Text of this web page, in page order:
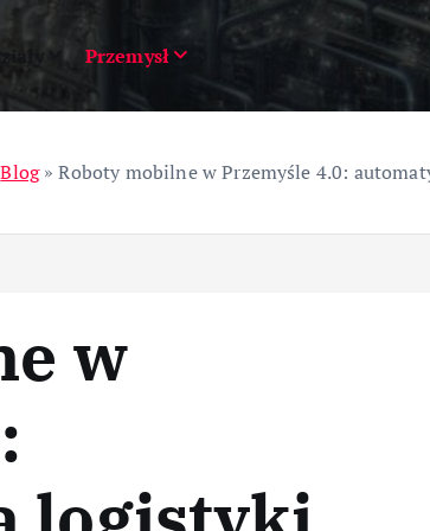
Przemysł
Blog»Roboty mobilne w Przemyśle 4.0:
w